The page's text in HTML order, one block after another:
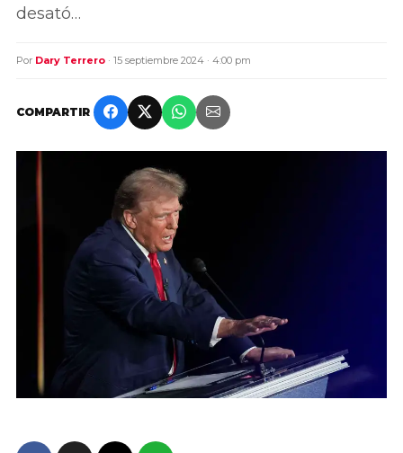
desató…
Por Dary Terrero · 15 septiembre 2024 · 4:00 pm
COMPARTIR